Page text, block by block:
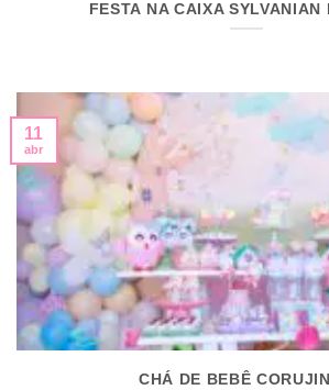
FESTA NA CAIXA SYLVANIAN
CHÁ DE BEBÊ
11
abr